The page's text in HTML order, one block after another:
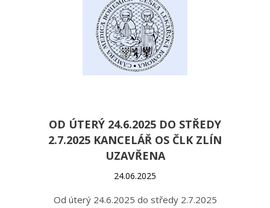
OD ÚTERÝ 24.6.2025 DO STŘEDY
2.7.2025 KANCELÁŘ OS ČLK ZLÍN
UZAVŘENA
24.06.2025
Od úterý 24.6.2025 do středy 2.7.2025